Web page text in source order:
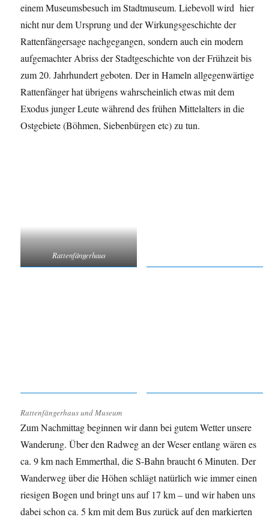
einem Museumsbesuch im Stadtmuseum. Liebevoll wird hier
nicht nur dem Ursprung und der Wirkungsgeschichte der
Rattenfängersage nachgegangen, sondern auch ein modern
aufgemachter Abriss der Stadtgeschichte von der Frühzeit bis
zum 20. Jahrhundert geboten. Der in Hameln allgegenwärtige
Rattenfänger hat übrigens wahrscheinlich etwas mit dem
Exodus junger Leute während des frühen Mittelalters in die
Ostgebiete (Böhmen, Siebenbürgen etc) zu tun.
Rattenfängerhaus
Rattenfängerhaus und Museum
Zum Nachmittag beginnen wir dann bei gutem Wetter unsere
Wanderung. Über den Radweg an der Weser entlang wären es
ca. 9 km nach Emmerthal, die S-Bahn braucht 6 Minuten. Der
Wanderweg über die Höhen schlägt natürlich wie immer einen
riesigen Bogen und bringt uns auf 17 km – und wir haben uns
dabei schon ca. 5 km mit dem Bus zurück auf den markierten